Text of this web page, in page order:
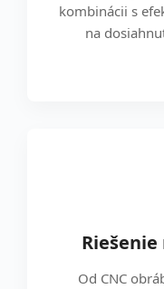
kombinácii s
na
Od CNC